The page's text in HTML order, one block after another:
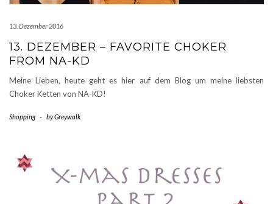
13. Dezember 2016
13. DEZEMBER – FAVORITE CHOKER
FROM NA-KD
Meine Lieben, heute geht es hier auf dem Blog um meine liebsten
Choker Ketten von NA-KD!
Shopping - byGreywalk